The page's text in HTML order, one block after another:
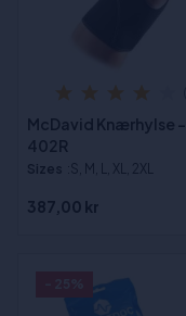
McDavid Knærhylse -
402R
Sizes :S, M, L, XL, 2XL
387,00 kr